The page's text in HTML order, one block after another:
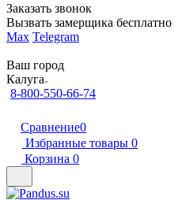
Заказать звонок
Вызвать замерщика бесплатно
Max Telegram
Ваш город
Калуга
8-800-550-66-74
Сравнение0
Избранные товары 0
Корзина 0